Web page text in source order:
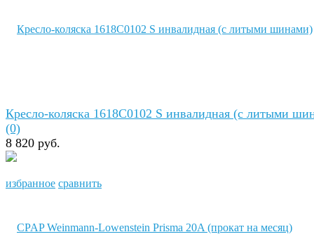
избранное сравнить
Кресло-коляска 1618C0102 S инвалидная (с литыми
(0)
8 820 руб.